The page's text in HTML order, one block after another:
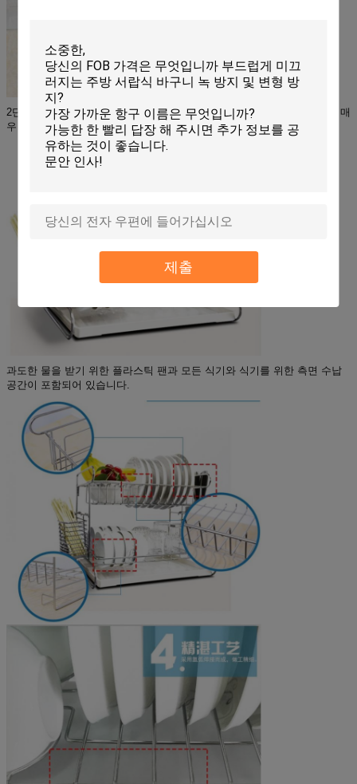
제출
2단 랙은 더 많은 조리대 공간을 차지하지 않고 더 많은 공간을 제공하여 매
우 편리합니다.
과도한 물을 받기 위한 플라스틱 팬과 모든 식기와 식기를 위한 측면 수납
공간이 포함되어 있습니다.